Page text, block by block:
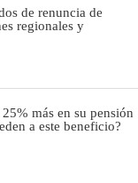
de renuncia de
regionales y
más en su pensión
a este beneficio?